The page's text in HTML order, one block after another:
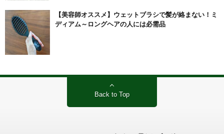
【美容師オススメ】ウェットブラシで髪が絡まない！ミ
ディアム～ロングヘアの人には必需品
Back to Top